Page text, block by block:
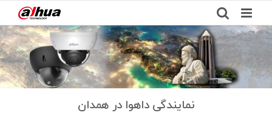
to
content
نمایندگی داهوا همدان
نمایندگی داهوا در همدان